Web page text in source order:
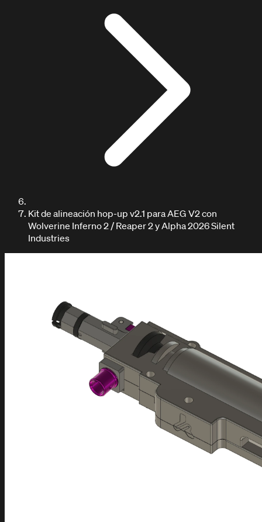
Kit de alineación hop-up v2.1 para AEG V2 con
Wolverine Inferno 2 / Reaper 2 y Alpha 2026 Silent
Industries